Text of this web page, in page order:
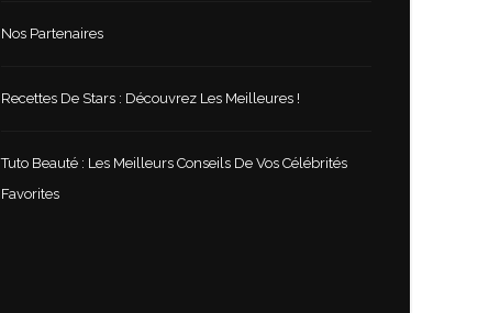
Nos Partenaires
Recettes De Stars : Découvrez Les Meilleures !
Tuto Beauté : Les Meilleurs Conseils De Vos Célébrités
Favorites